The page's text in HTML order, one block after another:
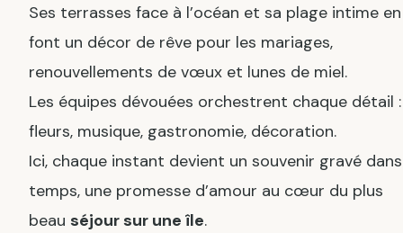
Ses terrasses face à l’océan et sa plage intime en
font un décor de rêve pour les mariages,
renouvellements de vœux et lunes de miel.
Les équipes dévouées orchestrent chaque détail :
fleurs, musique, gastronomie, décoration.
Ici, chaque instant devient un souvenir gravé
temps, une promesse d’amour au cœur du plus
beau séjour sur une île.